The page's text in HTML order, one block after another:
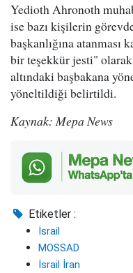
Yedioth Ahronoth
ise bazı kişilerin
başkanlığına atanması
bir teşekkür jesti"
altındaki başbakana
yöneltildiği belirtildi.
Kaynak: Mepa News
Etiketler :
İsrail
MOSSAD
İsrail İran